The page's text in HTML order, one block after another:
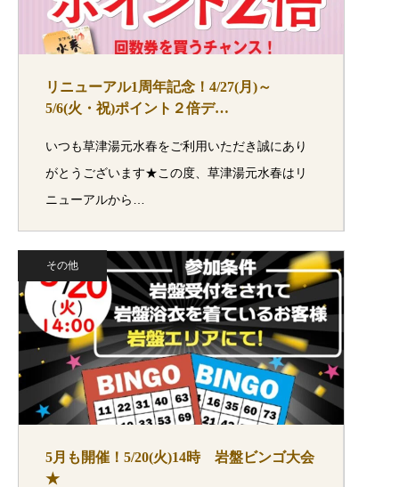
リニューアル1周年記念！4/27(月)～
5/6(火・祝)ポイント２倍デ…
いつも草津湯元水春をご利用いただき誠にあり
がとうございます★この度、草津湯元水春はリ
ニューアルから…
その他
5月も開催！5/20(火)14時 岩盤ビンゴ大会
★